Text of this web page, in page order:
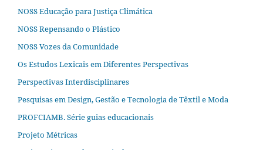
NOSS Educação para Justiça Climática
NOSS Repensando o Plástico
NOSS Vozes da Comunidade
Os Estudos Lexicais em Diferentes Perspectivas
Perspectivas Interdisciplinares
Pesquisas em Design, Gestão e Tecnologia de Têxtil e Moda
PROFCIAMB. Série guias educacionais
Projeto Métricas